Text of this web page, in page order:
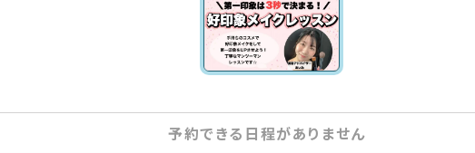
予約できる日程がありません